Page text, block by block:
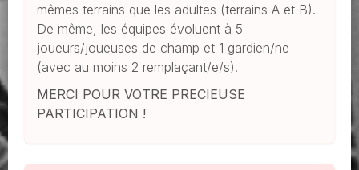
mêmes terrains que les adultes (terrains A et B).
De même, les équipes évoluent à 5
joueurs/joueuses de champ et 1 gardien/ne
(avec au moins 2 remplaçant/e/s).
MERCI POUR VOTRE PRECIEUSE
PARTICIPATION !